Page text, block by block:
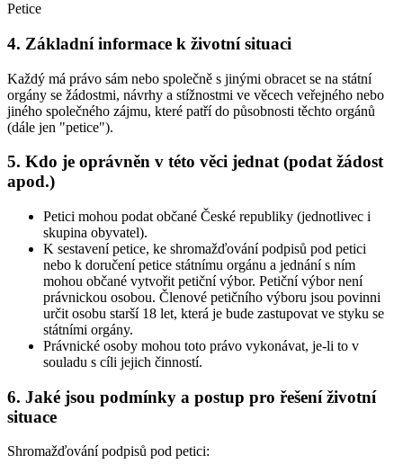
Petice
4. Základní informace k životní situaci
Každý má právo sám nebo společně s jinými obracet se na státní
orgány se žádostmi, návrhy a stížnostmi ve věcech veřejného nebo
jiného společného zájmu, které patří do působnosti těchto orgánů
(dále jen "petice").
5. Kdo je oprávněn v této věci jednat (podat žádost
apod.)
Petici mohou podat občané České republiky (jednotlivec i
skupina obyvatel).
K sestavení petice, ke shromažďování podpisů pod petici
nebo k doručení petice státnímu orgánu a jednání s ním
mohou občané vytvořit petiční výbor. Petiční výbor není
právnickou osobou. Členové petičního výboru jsou povinni
určit osobu starší 18 let, která je bude zastupovat ve styku se
státními orgány.
Právnické osoby mohou toto právo vykonávat, je-li to v
souladu s cíli jejich činností.
6. Jaké jsou podmínky a postup pro řešení životní
situace
Shromažďování podpisů pod petici: